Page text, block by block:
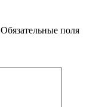
Обязательные поля